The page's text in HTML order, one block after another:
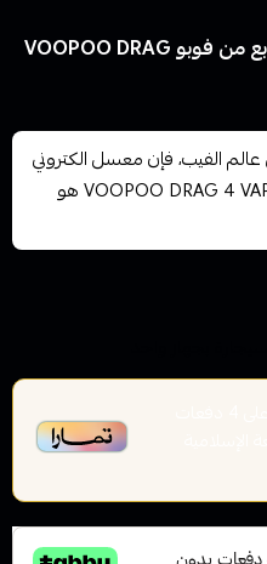
معسل الكتروني دراق 4 الجيل الرابع من فوبو VOOPOO DRAG
الفيب، فإن معسل الكتروني
دراق 4 الجيل الرابع من فوبو VOOPOO DRAG 4 VAPE KIT هو